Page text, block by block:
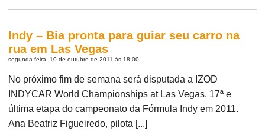
Indy – Bia pronta para guiar seu carro na
rua em Las Vegas
segunda-feira, 10 de outubro de 2011 às 18:00
No próximo fim de semana será disputada a IZOD
INDYCAR World Championships at Las Vegas, 17ª e
última etapa do campeonato da Fórmula Indy em 2011.
Ana Beatriz Figueiredo, pilota [...]